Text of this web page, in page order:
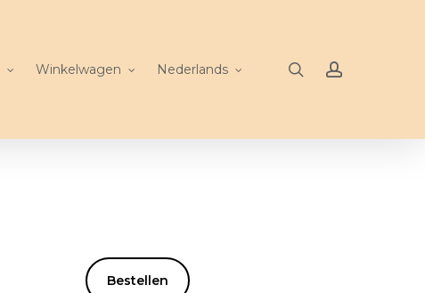
Winkelwagen Nederlands searchaccount
Bestellen